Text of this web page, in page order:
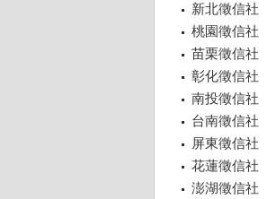
新北徵信社
桃園徵信社
苗栗徵信社
彰化徵信社
南投徵信社
台南徵信社
屏東徵信社
花蓮徵信社
澎湖徵信社